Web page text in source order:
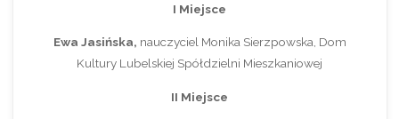
I Miejsce
Ewa Jasińska, nauczyciel Monika Sierzpowska, Dom
Kultury Lubelskiej Spółdzielni Mieszkaniowej
II Miejsce